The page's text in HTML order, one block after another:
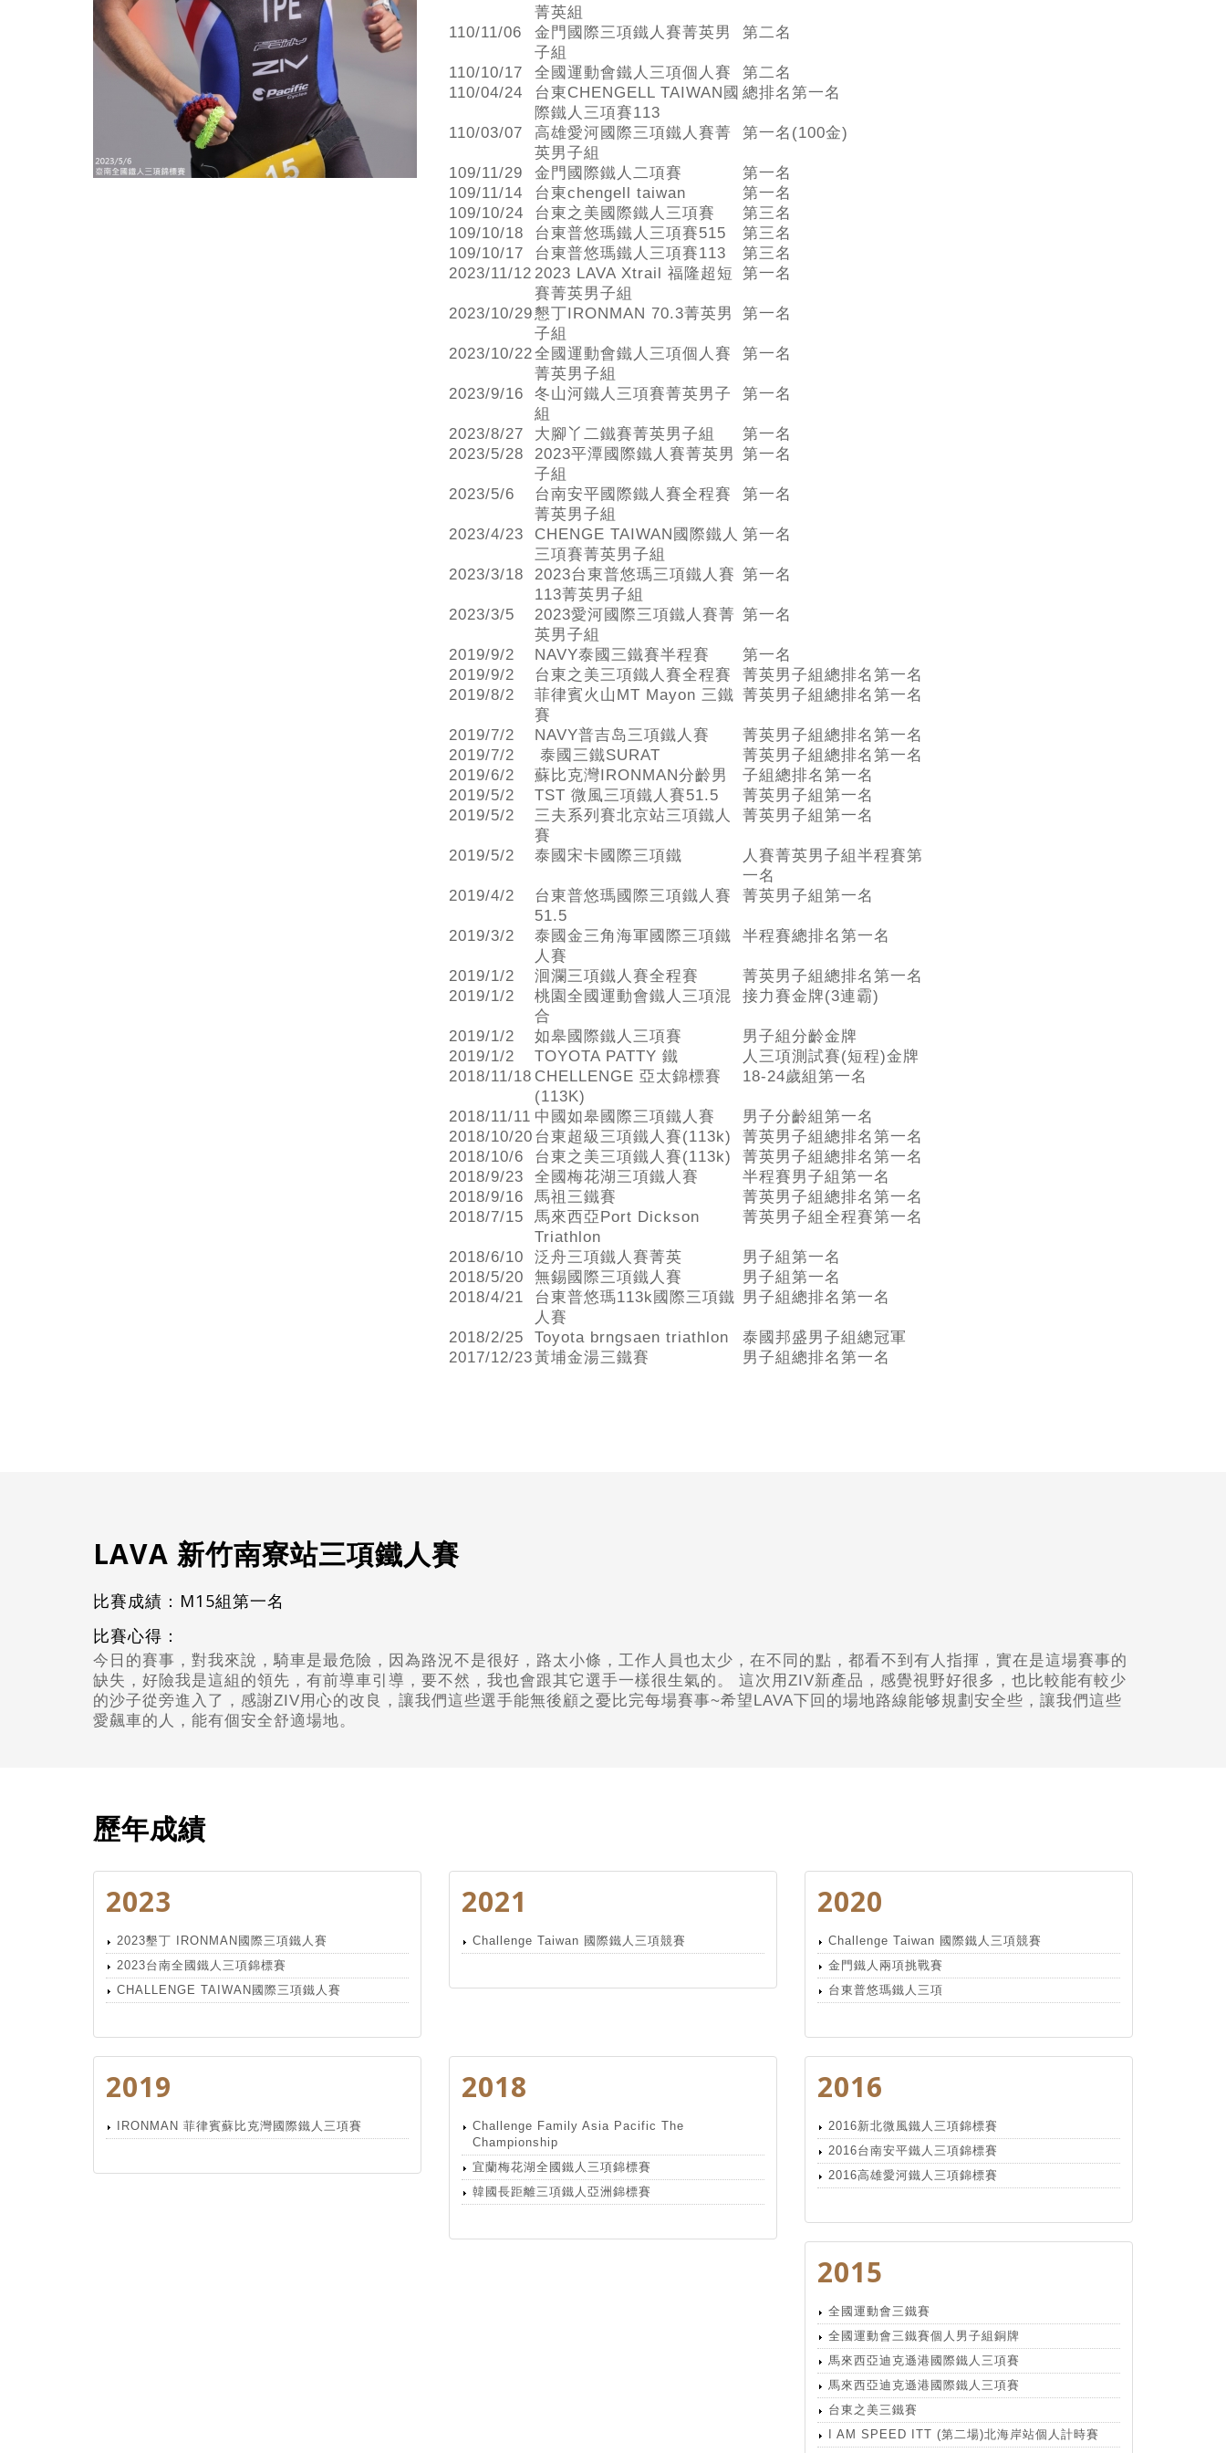
菁英組
110/11/06
金門國際三項鐵人賽菁英男
子組
第二名
110/10/17 全國運動會鐵人三項個人賽
第二名
110/04/24
台東CHENGELL TAIWAN國
際鐵人三項賽113
總排名第一名
110/03/07
高雄愛河國際三項鐵人賽菁
英男子組
第一名(100金)
109/11/29 金門國際鐵人二項賽
第一名
109/11/14
台東chengell taiwan
第一名
109/10/24
台東之美國際鐵人三項賽
第三名
109/10/18
台東普悠瑪鐵人三項賽515
第三名
109/10/17
台東普悠瑪鐵人三項賽113
第三名
2023/11/12 2023 LAVA Xtrail 福隆超短
賽菁英男子組
第一名
2023/10/29懇丁IRONMAN 70.3菁英男
子組
第一名
2023/10/22全國運動會鐵人三項個人賽
菁英男子組
第一名
2023/9/16
冬山河鐵人三項賽菁英男子
組
第一名
2023/8/27 大腳丫二鐵賽菁英男子組
第一名
2023/5/28
2023平潭國際鐵人賽菁英男
子組
第一名
2023/5/6
台南安平國際鐵人賽全程賽
菁英男子組
第一名
2023/4/23
CHENGE TAIWAN國際鐵人
三項賽菁英男子組
第一名
2023/3/18
2023台東普悠瑪三項鐵人賽
113菁英男子組
第一名
2023/3/5
2023愛河國際三項鐵人賽菁
英男子組
第一名
2019/9/2 NAVY泰國三鐵賽半程賽
第一名
2019/9/2
台東之美三項鐵人賽全程賽
菁英男子組總排名第一名
2019/8/2
菲律賓火山MT Mayon 三鐵
賽
菁英男子組總排名第一名
2019/7/2 NAVY普吉岛三項鐵人賽
菁英男子組總排名第一名
2019/7/2
泰國三鐵SURAT
菁英男子組總排名第一名
2019/6/2
蘇比克灣IRONMAN分齡男
子組總排名第一名
2019/5/2
TST 微風三項鐵人賽51.5
菁英男子組第一名
2019/5/2
三夫系列賽北京站三項鐵人
賽
菁英男子組第一名
2019/5/2 泰國宋卡國際三項鐵
人賽菁英男子組半程賽第
一名
2019/4/2
台東普悠瑪國際三項鐵人賽
51.5
菁英男子組第一名
2019/3/2
泰國金三角海軍國際三項鐵
人賽
半程賽總排名第一名
2019/1/2 洄瀾三項鐵人賽全程賽
菁英男子組總排名第一名
2019/1/2
桃園全國運動會鐵人三項混
合
接力賽金牌(3連霸)
2019/1/2 如皋國際鐵人三項賽
男子組分齡金牌
2019/1/2
TOYOTA PATTY 鐵
人三項測試賽(短程)金牌
2018/11/18 CHELLENGE 亞太錦標賽
(113K)
18-24歲組第一名
2018/11/11 中國如皋國際三項鐵人賽
男子分齡組第一名
2018/10/20 台東超級三項鐵人賽(113k)
菁英男子組總排名第一名
2018/10/6
台東之美三項鐵人賽(113k)
菁英男子組總排名第一名
2018/9/23
全國梅花湖三項鐵人賽
半程賽男子組第一名
2018/9/16
馬祖三鐵賽
菁英男子組總排名第一名
2018/7/15
馬來西亞Port Dickson
Triathlon
菁英男子組全程賽第一名
2018/6/10 泛舟三項鐵人賽菁英
男子組第一名
2018/5/20
無錫國際三項鐵人賽
男子組第一名
2018/4/21
台東普悠瑪113k國際三項鐵
人賽
男子組總排名第一名
2018/2/25 Toyota brngsaen triathlon
泰國邦盛男子組總冠軍
2017/12/23黃埔金湯三鐵賽 男子組總排名第一名
LAVA 新竹南寮站三項鐵人賽
比賽成績：M15組第一名
比賽心得：
今日的賽事，對我來說，騎車是最危險，因為路況不是很好，路太小條，工作人員也太少，在不同的點，都看不到有人指揮，實在是這場賽事的
缺失，好險我是這組的領先，有前導車引導，要不然，我也會跟其它選手一樣很生氣的。 這次用ZIV新產品，感覺視野好很多，也比較能有較少
的沙子從旁進入了，感謝ZIV用心的改良，讓我們這些選手能無後顧之憂比完每場賽事~希望LAVA下回的場地路線能够規劃安全些，讓我們這些
愛飆車的人，能有個安全舒適場地。
歷年成績
2023
2023墾丁 IRONMAN國際三項鐵人賽
2023台南全國鐵人三項錦標賽
CHALLENGE TAIWAN國際三項鐵人賽
2021
Challenge Taiwan 國際鐵人三項競賽
2020
Challenge Taiwan 國際鐵人三項競賽
金門鐵人兩項挑戰賽
台東普悠瑪鐵人三項
2019
IRONMAN 菲律賓蘇比克灣國際鐵人三項賽
2018
Challenge Family Asia Pacific The
Championship
宜蘭梅花湖全國鐵人三項錦標賽
韓國長距離三項鐵人亞洲錦標賽
2016
2016新北微風鐵人三項錦標賽
2016台南安平鐵人三項錦標賽
2016高雄愛河鐵人三項錦標賽
2015
全國運動會三鐵賽
全國運動會三鐵賽個人男子組銅牌
馬來西亞迪克遜港國際鐵人三項賽
馬來西亞迪克遜港國際鐵人三項賽
台東之美三鐵賽
I AM SPEED ITT (第二場)北海岸站個人計時賽